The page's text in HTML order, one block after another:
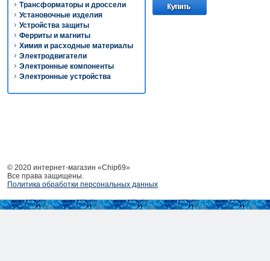
Трансформаторы и дроссели
Установочные изделия
Устройства защиты
Ферриты и магниты
Химия и расходные материалы
Электродвигатели
Электронные компоненты
Электронные устройства
© 2020 интернет-магазин «Chip69»
Все права защищены.
Политика обработки персональных данных